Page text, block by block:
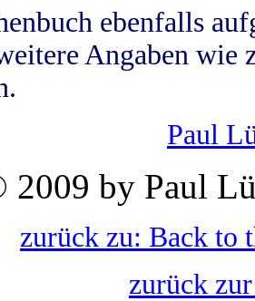
ebenfalls
Angaben wie
Paul
2009 by Paul
zurück zu: Back to
zurück